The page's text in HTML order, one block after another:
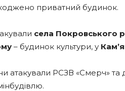
приватний будинок.
села Покровського
– будинок культури, у
атакували РСЗВ «Смерч»